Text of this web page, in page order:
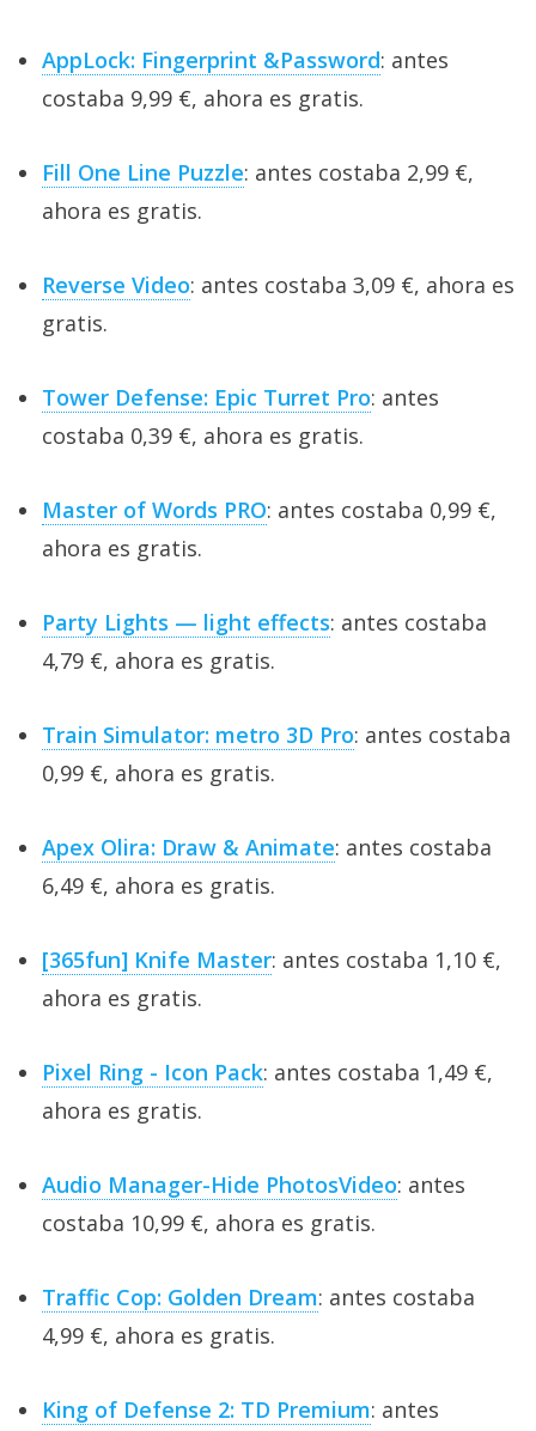
AppLock: Fingerprint &Password: antes
costaba 9,99 €, ahora es gratis.
Fill One Line Puzzle: antes costaba 2,99 €,
ahora es gratis.
Reverse Video: antes costaba 3,09 €, ahora es
gratis.
Tower Defense: Epic Turret Pro: antes
costaba 0,39 €, ahora es gratis.
Master of Words PRO: antes costaba 0,99 €,
ahora es gratis.
Party Lights — light effects: antes costaba
4,79 €, ahora es gratis.
Train Simulator: metro 3D Pro: antes costaba
0,99 €, ahora es gratis.
Apex Olira: Draw & Animate: antes costaba
6,49 €, ahora es gratis.
[365fun] Knife Master: antes costaba 1,10 €,
ahora es gratis.
Pixel Ring - Icon Pack: antes costaba 1,49 €,
ahora es gratis.
Audio Manager-Hide PhotosVideo: antes
costaba 10,99 €, ahora es gratis.
Traffic Cop: Golden Dream: antes costaba
4,99 €, ahora es gratis.
King of Defense 2: TD Premium: antes